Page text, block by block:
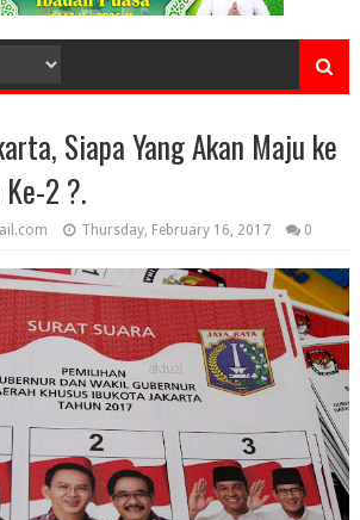
Siapa Yang Akan Maju ke
2 ?.
Thursday, February 16, 2017 0